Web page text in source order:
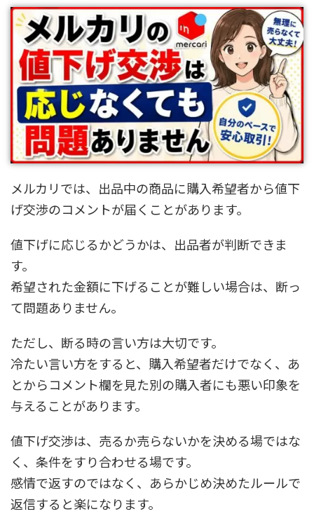
メルカリでは、出品中の商品に購入希望者から値下
げ交渉のコメントが届くことがあります。
値下げに応じるかどうかは、出品者が判断できま
す。
希望された金額に下げることが難しい場合は、断っ
て問題ありません。
ただし、断る時の言い方は大切です。
冷たい言い方をすると、購入希望者だけでなく、あ
とからコメント欄を見た別の購入者にも悪い印象を
与えることがあります。
値下げ交渉は、売るか売らないかを決める場ではな
く、条件をすり合わせる場です。
感情で返すのではなく、あらかじめ決めたルールで
返信すると楽になります。